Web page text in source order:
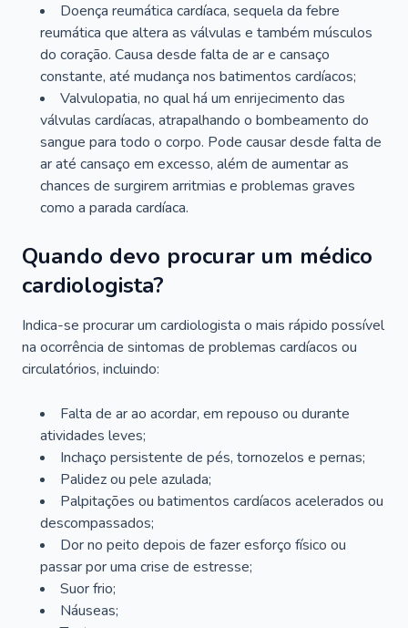
Doença reumática cardíaca, sequela da febre
reumática que altera as válvulas e também músculos
do coração. Causa desde falta de ar e cansaço
constante, até mudança nos batimentos cardíacos;
Valvulopatia, no qual há um enrijecimento das
válvulas cardíacas, atrapalhando o bombeamento do
sangue para todo o corpo. Pode causar desde falta de
ar até cansaço em excesso, além de aumentar as
chances de surgirem arritmias e problemas graves
como a parada cardíaca.
Quando devo procurar um médico
cardiologista?
Indica-se procurar um cardiologista o mais rápido possível
na ocorrência de sintomas de problemas cardíacos ou
circulatórios, incluindo:
Falta de ar ao acordar, em repouso ou durante
atividades leves;
Inchaço persistente de pés, tornozelos e pernas;
Palidez ou pele azulada;
Palpitações ou batimentos cardíacos acelerados ou
descompassados;
Dor no peito depois de fazer esforço físico ou
passar por uma crise de estresse;
Suor frio;
Náuseas;